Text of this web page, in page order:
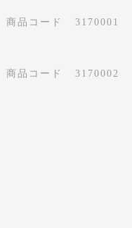
商品コード
3170001
商品コード
3170002